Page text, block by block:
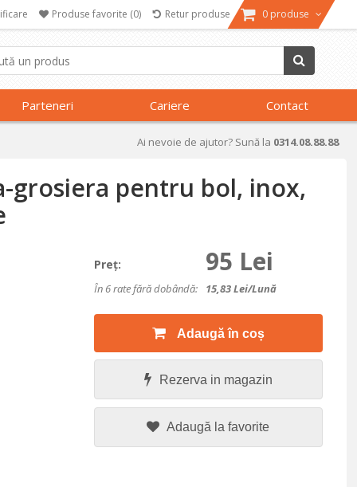
Produse favorite (0) Retur produse 0 produse
Parteneri Cariere Contact
Ai nevoie de ajutor? Sună la 0314.08.88.88
grosiera pentru bol, inox,
Preţ: 95 Lei
În 6 rate fără dobândă: 15,83Lei/lună
Adaugă în coș
Rezerva in magazin
Adaugă la favorite